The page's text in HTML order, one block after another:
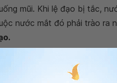
mũi. Khi lệ đạo bị tắc,
nước mắt đó phải trào ra